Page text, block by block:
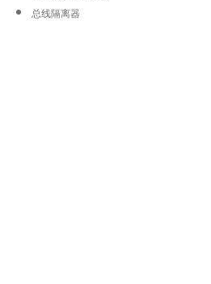
总线隔离器